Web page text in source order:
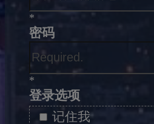
*
密码
*
登录选项
记住我